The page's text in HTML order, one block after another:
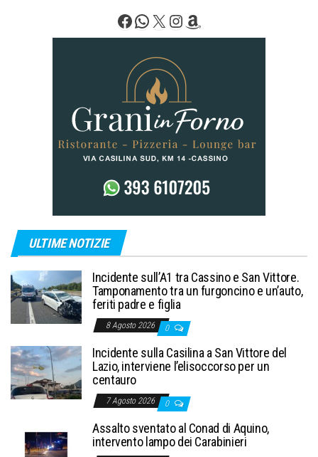
articoli
Facebook
WhatsApp
X Instagram
Amazon
ULTIME NOTIZIE
Incidente sull’A1 tra Cassino e San Vittore.
Tamponamento tra un furgoncino e un’auto,
feriti padre e figlia
8 Agosto 2026 0
Incidente sulla Casilina a San Vittore del
Lazio, interviene l’elisoccorso per un
centauro
7 Agosto 2026 0
Assalto sventato al Conad di Aquino,
intervento lampo dei Carabinieri